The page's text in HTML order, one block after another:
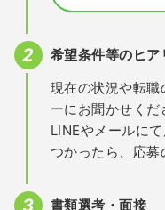
希望条件等のヒ
現在の状況や転
ーにお聞かせくだ
LINEやメールに
つかったら、応募
書類選考・面接